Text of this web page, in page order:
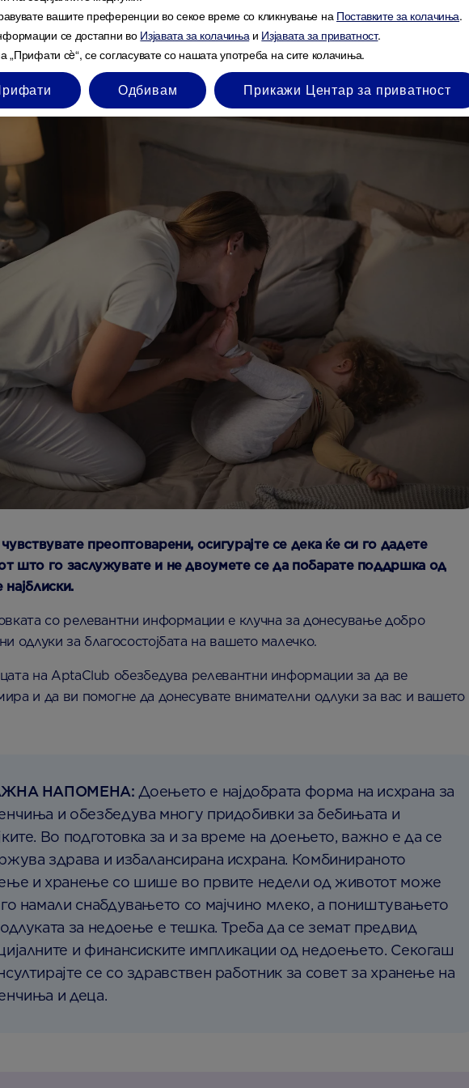
помош од семејството и пријателите и одморете се кога можете.
за да го промените секојдневниот пејзаж. Исто така, можете да се
на локалните групи за бебиња за да изградите мрежа за поддршка,
и офлајн.
преоптоварени, осигурајте се дека ќе си го дадете
што го заслужувате и не двоумете се да побарате поддршка од
со релевантни информации е клучна за донесување добро
одлуки за благосостојбата на вашето малечко.
на AptaClub обезбедува релевантни информации за да ве
и да ви помогне да донесувате внимателни одлуки за вас и вашето
НАПОМЕНА: Доењето е најдобрата форма на исхрана за
и обезбедува многу придобивки за бебињата и
Во подготовка за и за време на доењето, важно е да се
здрава и избалансирана исхрана. Комбинираното
и хранење со шише во првите недели од животот може
намали снабдувањето со мајчино млеко, а поништувањето
за недоење е тешкa. Треба да се земат предвид
и финансиските импликации од недоењето. Секогаш
се со здравствен работник за совет за хранење на
и деца.
вашите преференции во секое време со кликнување на Поставките за колачиња.
се достапни воИзјавата за колачиња и Изјавата за приватност.
„Прифати сè“, се согласувате со нашата употреба на сите колачиња.
Одбивам Прикажи Центар за приватност